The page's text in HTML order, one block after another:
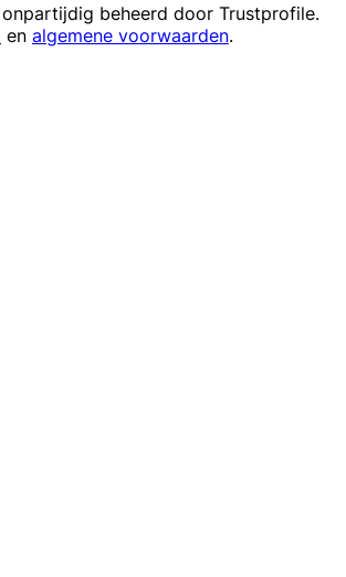
beheerd door Trustprofile.
en algemene voorwaarden.